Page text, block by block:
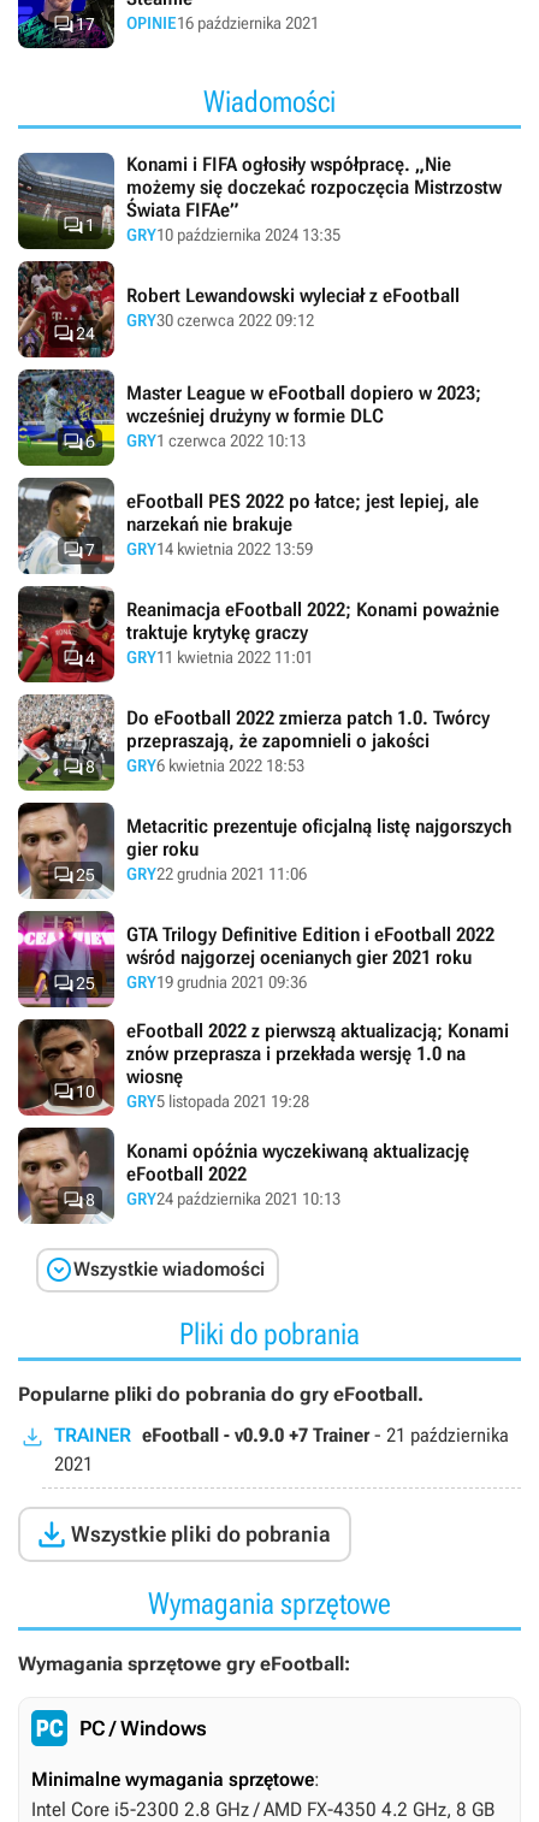
17 OPINIE16 października 2021
Wiadomości
1
Konami i FIFA ogłosiły współpracę. „Nie
możemy się doczekać rozpoczęcia Mistrzostw
Świata FIFAe”
GRY10 października 2024 13:35
24
Robert Lewandowski wyleciał z eFootball
GRY30 czerwca 2022 09:12
6
Master League w eFootball dopiero w 2023;
wcześniej drużyny w formie DLC
GRY1 czerwca 2022 10:13
7
eFootball PES 2022 po łatce; jest lepiej, ale
narzekań nie brakuje
GRY14 kwietnia 2022 13:59
4
Reanimacja eFootball 2022; Konami poważnie
traktuje krytykę graczy
GRY11 kwietnia 2022 11:01
8
Do eFootball 2022 zmierza patch 1.0. Twórcy
przepraszają, że zapomnieli o jakości
GRY6 kwietnia 2022 18:53
25
Metacritic prezentuje oficjalną listę najgorszych
gier roku
GRY22 grudnia 2021 11:06
25
GTA Trilogy Definitive Edition i eFootball 2022
wśród najgorzej ocenianych gier 2021 roku
GRY19 grudnia 2021 09:36
10
eFootball 2022 z pierwszą aktualizacją; Konami
znów przeprasza i przekłada wersję 1.0 na
wiosnę
GRY5 listopada 2021 19:28
8
Konami opóźnia wyczekiwaną aktualizację
eFootball 2022
GRY24 października 2021 10:13
Wszystkie wiadomości
Pliki do pobrania
Popularne pliki do pobrania do gry eFootball.
TRAINER eFootball - v0.9.0 +7 Trainer- 21 października
2021
 Wszystkie pliki do pobrania
Wymagania sprzętowe
Wymagania sprzętowe gry eFootball:
PC / Windows
Minimalne wymagania sprzętowe:
Intel Core i5-2300 2.8 GHz / AMD FX-4350 4.2 GHz, 8 GB